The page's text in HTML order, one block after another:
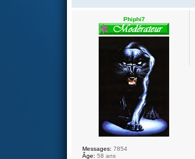
Phiphi7
Messages: 7854
Âge: 58 ans